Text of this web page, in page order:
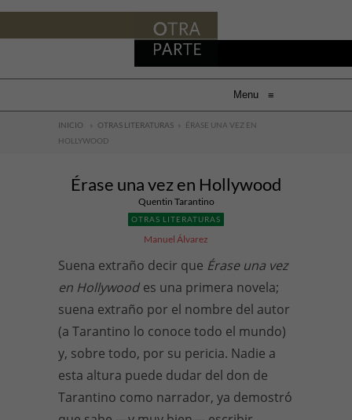
Menu ≡
INICIO » OTRAS LITERATURAS » ÉRASE UNA VEZ EN
HOLLYWOOD
Érase una vez en Hollywood
Quentin Tarantino
OTRAS LITERATURAS
Manuel Álvarez
Suena extraño decir que Érase una vez
en Hollywood es una primera novela;
suena extraño por el nombre del autor
(a Tarantino lo conoce todo el mundo)
y, sobre todo, por su pericia. Nadie a
esta altura puede dudar del don de
Tarantino como narrador, ya demostró